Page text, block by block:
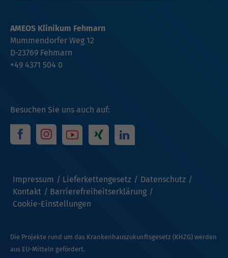
Besuchen Sie uns auch auf:
Impressum Lieferkettengesetz
Datenschutz
Kontakt
Barrierefreiheitserklärung
Cookie-Einstellungen
AMEOS Klinikum Fehmarn
Mummendorfer Weg 12
D-23769 Fehmarn
+49 4371 504 0
Die Projekte rund um das Krankenhauszukunftsgesetz (KHZG) werden
aus EU-Mitteln gefördert.